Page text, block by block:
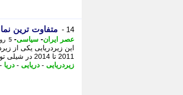
14 - متفاوت ترین نما
عصر ایران- سیاسی- 5 روز پیش - یکشنبه 11 مرداد 1405، 16:05
2011 تا 2014 در شیلی توسط کارخانه های کشتی سازی آسمر (ASMAR) مورد نوسازی و بهسازی قرار گرفت.
زیردریایی - دریایی - دریا -